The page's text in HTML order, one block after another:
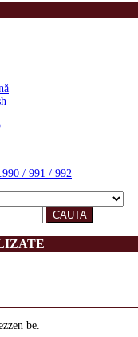
/ 991 / 992
CAUTA
be.